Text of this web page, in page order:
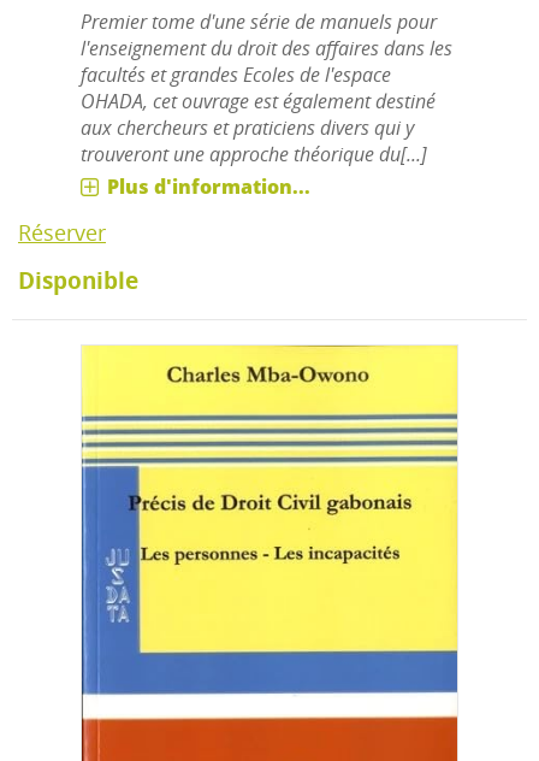
Premier tome d'une série de manuels pour
l'enseignement du droit des affaires dans les
facultés et grandes Ecoles de l'espace
OHADA, cet ouvrage est également destiné
aux chercheurs et praticiens divers qui y
trouveront une approche théorique du[...]
Plus d'information...
Réserver
Disponible